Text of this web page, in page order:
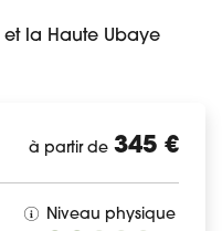
et la Haute Ubaye
à partir de 345 €
Niveau physique